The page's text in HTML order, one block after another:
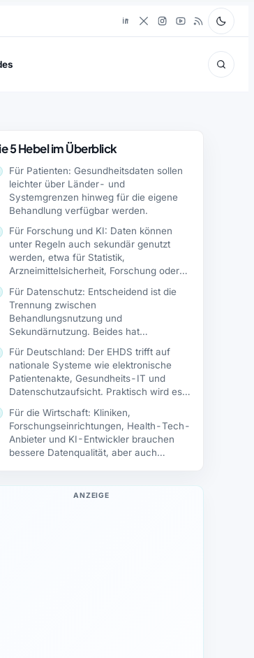
5 Hebel im Überblick
Für Patienten: Gesundheitsdaten sollen
leichter über Länder- und
Systemgrenzen hinweg für die eigene
Behandlung verfügbar werden.
Für Forschung und KI: Daten können
unter Regeln auch sekundär genutzt
werden, etwa für Statistik,
Arzneimittelsicherheit, Forschung oder
Für Datenschutz: Entscheidend ist die
Trennung zwischen
Behandlungsnutzung und
Sekundärnutzung. Beides hat
und Schutzlogiken.
Für Deutschland: Der EHDS trifft auf
nationale Systeme wie elektronische
Patientenakte, Gesundheits-IT und
Datenschutzaufsicht. Praktisch wird es
Für die Wirtschaft: Kliniken,
Forschungseinrichtungen, Health-Tech-
Anbieter und KI-Entwickler brauchen
bessere Datenqualität, aber auch
ANZEIGE